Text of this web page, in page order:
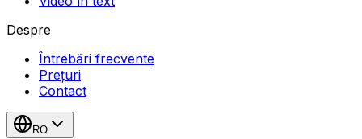
Despre
Întrebări frecvente
Prețuri
Contact
RO